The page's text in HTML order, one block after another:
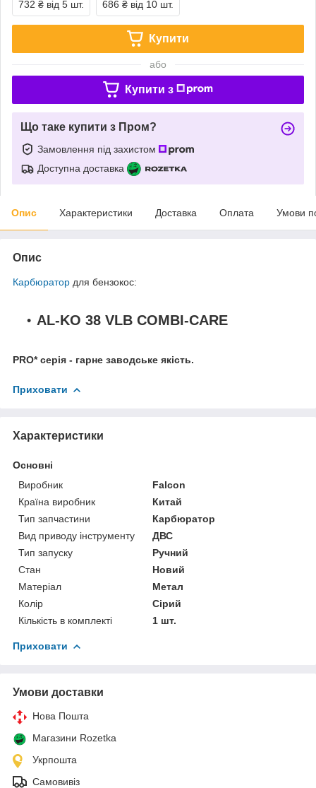
732 ₴ від 5 шт. 686 ₴ від 10 шт.
Купити
або
Купити з
Що таке купити з Пром?
Замовлення під захистом
Доступна доставка
Опис Характеристики Доставка Оплата Умови
Опис
Карбюратор для бензокос:
AL-KO 38 VLB COMBI-CARE
PRO* серія - гарне заводське якість.
Приховати
Характеристики
Основні
Виробник
Falcon
Країна виробник
Китай
Тип запчастини
Карбюратор
Вид приводу інструменту
ДВС
Тип запуску
Ручний
Стан
Новий
Матеріал
Метал
Колір
Сірий
Кількість в комплекті
1 шт.
Приховати
Умови доставки
Нова Пошта
Магазини Rozetka
Укрпошта
Самовивіз